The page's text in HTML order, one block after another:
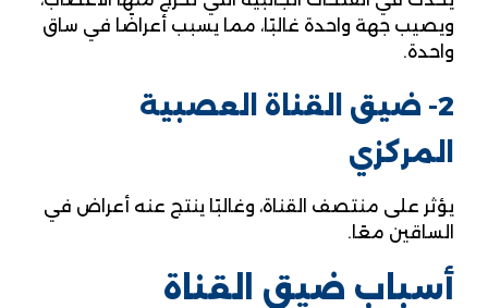
ويصيب جهة واحدة غالبًا، مما يسبب أعراضًا في ساق
واحدة.
2- ضيق القناة العصبية
المركزي
يؤثر على منتصف القناة، وغالبًا ينتج عنه أعراض في
الساقين معًا.
أسباب ضيق القناة